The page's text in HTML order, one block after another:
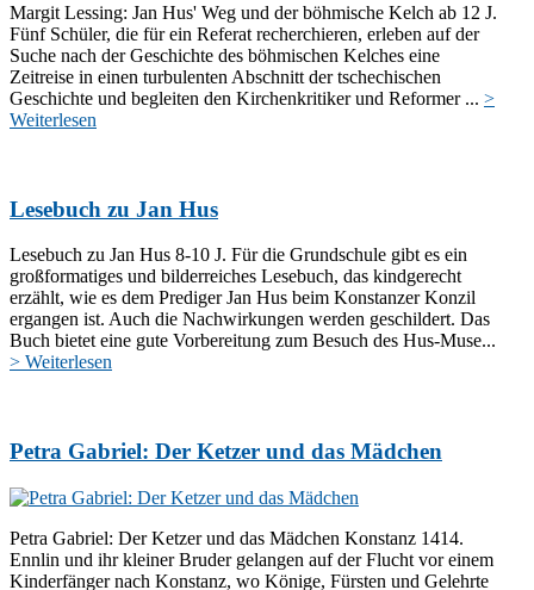
Margit Lessing: Jan Hus' Weg und der böhmische Kelch ab 12 J.
Fünf Schüler, die für ein Referat recherchieren, erleben auf der
Suche nach der Geschichte des böhmischen Kelches eine
Zeitreise in einen turbulenten Abschnitt der tschechischen
Geschichte und begleiten den Kirchenkritiker und Reformer ... >
Weiterlesen
Lesebuch zu Jan Hus
Lesebuch zu Jan Hus 8-10 J. Für die Grundschule gibt es ein
großformatiges und bilderreiches Lesebuch, das kindgerecht
erzählt, wie es dem Prediger Jan Hus beim Konstanzer Konzil
ergangen ist. Auch die Nachwirkungen werden geschildert. Das
Buch bietet eine gute Vorbereitung zum Besuch des Hus-Muse...
> Weiterlesen
Petra Gabriel: Der Ketzer und das Mädchen
Petra Gabriel: Der Ketzer und das Mädchen Konstanz 1414.
Ennlin und ihr kleiner Bruder gelangen auf der Flucht vor einem
Kinderfänger nach Konstanz, wo Könige, Fürsten und Gelehrte